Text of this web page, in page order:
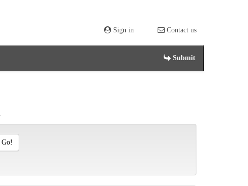
Sign in Contact us
Submit